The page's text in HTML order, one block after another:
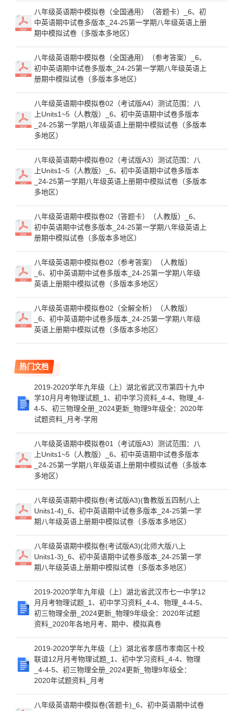
八年级英语期中模拟卷（全国通用）（答题卡）_6、初
中英语期中试卷多版本_24-25第一学期八年级英语上册
期中模拟试卷（多版本多地区）
八年级英语期中模拟卷（全国通用）（参考答案）_6、
初中英语期中试卷多版本_24-25第一学期八年级英语上
册期中模拟试卷（多版本多地区）
八年级英语期中模拟卷02（考试版A4）测试范围：八
上Units1~5（人教版）_6、初中英语期中试卷多版本
_24-25第一学期八年级英语上册期中模拟试卷（多版本
多地区）
八年级英语期中模拟卷02（考试版A3）测试范围：八
上Units1~5（人教版）_6、初中英语期中试卷多版本
_24-25第一学期八年级英语上册期中模拟试卷（多版本
多地区）
八年级英语期中模拟卷02（答题卡）（人教版）_6、
初中英语期中试卷多版本_24-25第一学期八年级英语上
册期中模拟试卷（多版本多地区）
八年级英语期中模拟卷02（参考答案）（人教版）
_6、初中英语期中试卷多版本_24-25第一学期八年级
英语上册期中模拟试卷（多版本多地区）
八年级英语期中模拟卷02（全解全析）（人教版）
_6、初中英语期中试卷多版本_24-25第一学期八年级
英语上册期中模拟试卷（多版本多地区）
热门文档
2019-2020学年九年级（上）湖北省武汉市第四十九中
学10月月考物理试题_1、初中学习资料_4-4、物理_4-
4-5、初三物理全册_2024更新_物理9年级全：2020年
试题资料_月考-学用
八年级英语期中模拟卷01（考试版A3）测试范围：八
上Units1~5（人教版）_6、初中英语期中试卷多版本
_24-25第一学期八年级英语上册期中模拟试卷（多版本
多地区）
八年级英语期中模拟卷(考试版A3)(鲁教版五四制八上
Units1-4)_6、初中英语期中试卷多版本_24-25第一学
期八年级英语上册期中模拟试卷（多版本多地区）
八年级英语期中模拟卷(考试版A3)(北师大版八上
Units1-3)_6、初中英语期中试卷多版本_24-25第一学
期八年级英语上册期中模拟试卷（多版本多地区）
2019-2020学年九年级（上）湖北省武汉市七一中学12
月月考物理试题_1、初中学习资料_4-4、物理_4-4-5、
初三物理全册_2024更新_物理9年级全：2020年试题
资料_2020年各地月考、期中、模拟真卷
2019-2020学年九年级（上）湖北省孝感市孝南区十校
联谊12月月考物理试题_1、初中学习资料_4-4、物理
_4-4-5、初三物理全册_2024更新_物理9年级全：
2020年试题资料_月考
八年级英语期中模拟卷(答题卡)_6、初中英语期中试卷